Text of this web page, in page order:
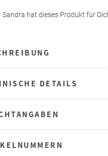
Sandra hat dieses Produkt für
DETAILS